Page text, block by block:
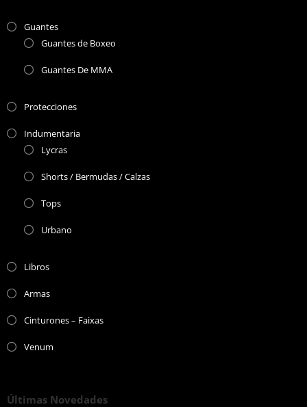
Guantes
Guantes de Boxeo
Guantes De MMA
Protecciones
Indumentaria
Lycras
Shorts / Bermudas / Calzas
Tops
Urbano
Libros
Armas
Cinturones – Faixas
Venum
Últimas Novedades